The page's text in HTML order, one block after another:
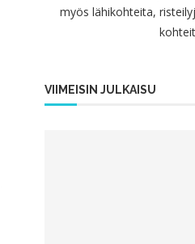
myös lähikohteita,
VIIMEISIN JULKAISU